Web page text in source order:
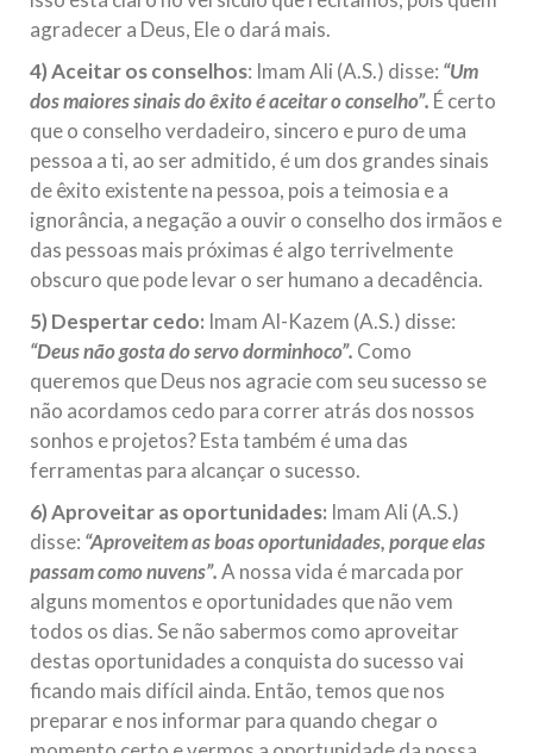
agradecer a Deus, Ele o dará mais.
4) Aceitar os conselhos: Imam Ali (A.S.) disse: “Um
dos maiores sinais do êxito é aceitar o conselho”. É certo
que o conselho verdadeiro, sincero e puro de uma
pessoa a ti, ao ser admitido, é um dos grandes sinais
de êxito existente na pessoa, pois a teimosia e a
ignorância, a negação a ouvir o conselho dos irmãos e
das pessoas mais próximas é algo terrivelmente
obscuro que pode levar o ser humano a decadência.
5) Despertar cedo: Imam Al-Kazem (A.S.) disse:
“Deus não gosta do servo dorminhoco”. Como
queremos que Deus nos agracie com seu sucesso se
não acordamos cedo para correr atrás dos nossos
sonhos e projetos? Esta também é uma das
ferramentas para alcançar o sucesso.
6) Aproveitar as oportunidades: Imam Ali (A.S.)
disse: “Aproveitem as boas oportunidades, porque elas
passam como nuvens”.A nossa vida é marcada por
alguns momentos e oportunidades que não vem
todos os dias. Se não sabermos como aproveitar
destas oportunidades a conquista do sucesso vai
ficando mais difícil ainda. Então, temos que nos
preparar e nos informar para quando chegar o